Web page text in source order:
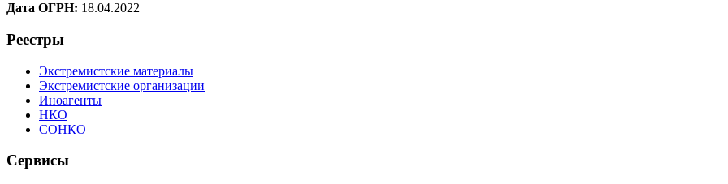
Дата ОГРН: 18.04.2022
Реестры
Экстремистские материалы
Экстремистские организации
Иноагенты
НКО
СОНКО
Сервисы